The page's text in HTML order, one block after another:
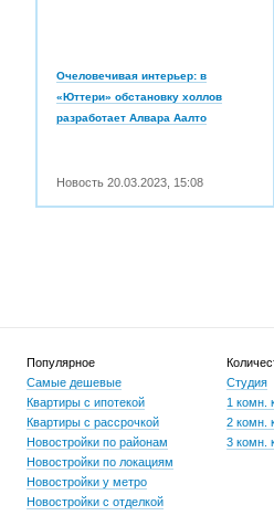
Очеловечивая интерьер: в
«Юттери» обстановку холлов
разработает Алвара Аалто
Новость20.03.2023 15:08
Популярное
Самые дешевые
Квартиры с ипотекой
Квартиры с рассрочкой
Новостройки по районам
Новостройки по локациям
Новостройки у метро
Новостройки с отделкой
Студия
1 комн.
2 комн.
3 комн.